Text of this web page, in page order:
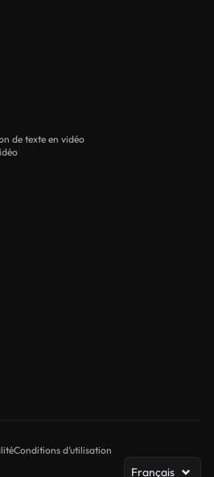
de texte en vidéo
Conditions d’utilisation
Français